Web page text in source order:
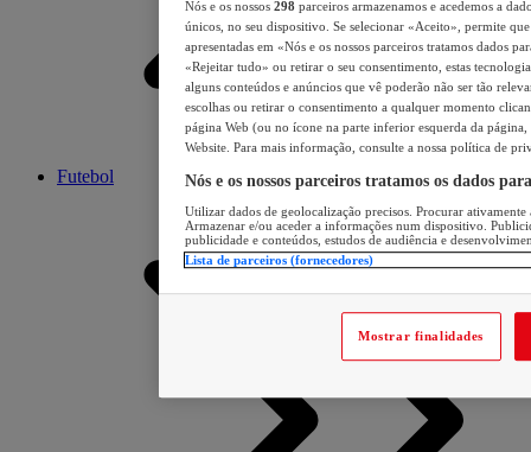
Futebol
Nós e os nossos 298 parceiros armazenamos e acedemos a
únicos, no seu dispositivo. Se selecionar «Aceito», permite
apresentadas em «Nós e os nossos parceiros tratamos dados
«Rejeitar tudo» ou retirar o seu consentimento, estas
alguns conteúdos e anúncios que vê poderão não ser tão
escolhas ou retirar o consentimento a qualquer momento
página Web (ou no ícone na parte inferior esquerda da página,
Website. Para mais informação, consulte a nossa política de
Nós e os nossos parceiros tratamos os dados
Utilizar dados de geolocalização precisos. Procurar
Armazenar e/ou aceder a informações num dispositivo.
publicidade e conteúdos, estudos de audiência e
Lista de parceiros (fornecedores)
Mostrar finalidades